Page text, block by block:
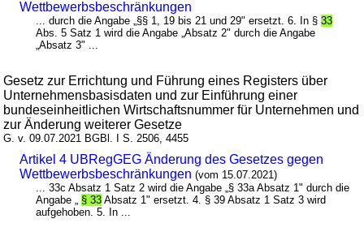
Wettbewerbsbeschränkungen
... durch die Angabe „§§ 1, 19 bis 21 und 29" ersetzt. 6. In §33
Abs. 5 Satz 1 wird die Angabe „Absatz 2" durch die Angabe
„Absatz 3" ...
Gesetz zur Errichtung und Führung eines Registers über
Unternehmensbasisdaten und zur Einführung einer
bundeseinheitlichen Wirtschaftsnummer für Unternehmen und
zur Änderung weiterer Gesetze
G. v. 09.07.2021 BGBl. I S. 2506, 4455
Artikel 4 UBRegGEG Änderung des Gesetzes gegen
Wettbewerbsbeschränkungen (vom 15.07.2021)
... 33c Absatz 1 Satz 2 wird die Angabe „§ 33a Absatz 1" durch die
Angabe „ § 33 Absatz 1" ersetzt. 4. § 39 Absatz 1 Satz 3 wird
aufgehoben. 5. In ...